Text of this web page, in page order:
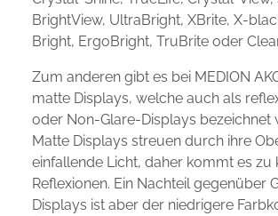
BrightView, UltraBright, XBrite, X-
Bright, ErgoBright, TruBrite oder
Zum anderen gibt es bei MEDION
matte Displays, welche auch als
oder Non-Glare-Displays bezeichnet
Matte Displays streuen durch ihre
einfallende Licht, daher kommt es zu
Reflexionen. Ein Nachteil gegenüber
Displays ist aber der niedrigere